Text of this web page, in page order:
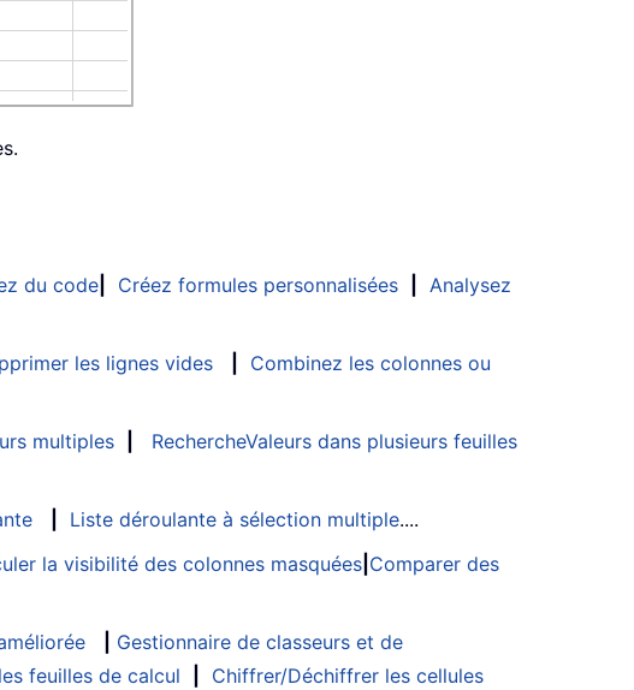
du code Créez formules personnalisées
Analysez
les lignes vides
Combinez les colonnes ou
multiples
RechercheValeurs dans plusieurs feuilles
Liste déroulante à sélection multiple....
la visibilité des colonnes masquées Comparer des
Gestionnaire de classeurs et de
feuilles de calcul
Chiffrer/Déchiffrer les cellules